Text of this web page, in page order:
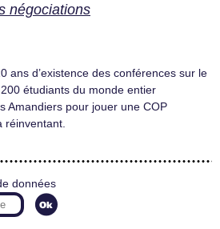
négociations
ans d’existence des conférences sur le
étudiants du monde entier
Amandiers pour jouer une COP
réinventant.
données